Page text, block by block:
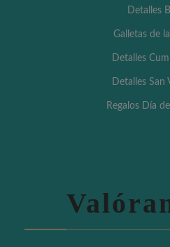
Detalles
Galletas de
Detalles
Detalles San
Regalos Día